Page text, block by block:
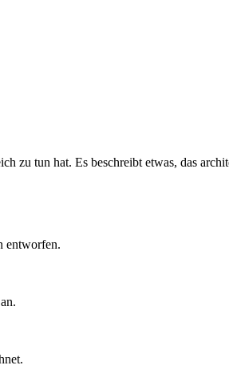
zu tun hat. Es beschreibt etwas, das
entworfen.